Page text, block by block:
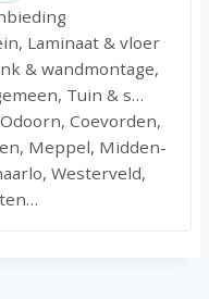
Laminaat & vloer
& wandmontage,
Tuin & s…
Coevorden,
Meppel, Midden-
Westerveld,